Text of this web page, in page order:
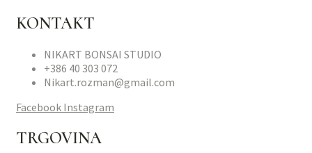
KONTAKT
NIKART BONSAI STUDIO
+386 40 303 072
Nikart.rozman@gmail.com
Facebook Instagram
TRGOVINA